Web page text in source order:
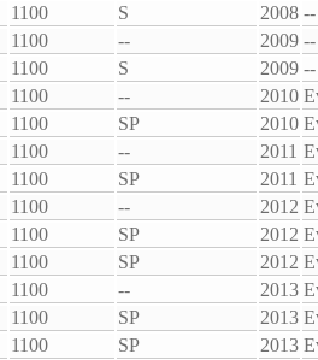
1100 S 2008 --
1100 -- 2009 --
1100 S 2009 --
1100 -- 2010
1100 SP 2010
1100 -- 2011
1100 SP 2011
1100 -- 2012
1100 SP 2012
1100 SP 2012
1100 -- 2013
1100 SP 2013
1100 SP 2013